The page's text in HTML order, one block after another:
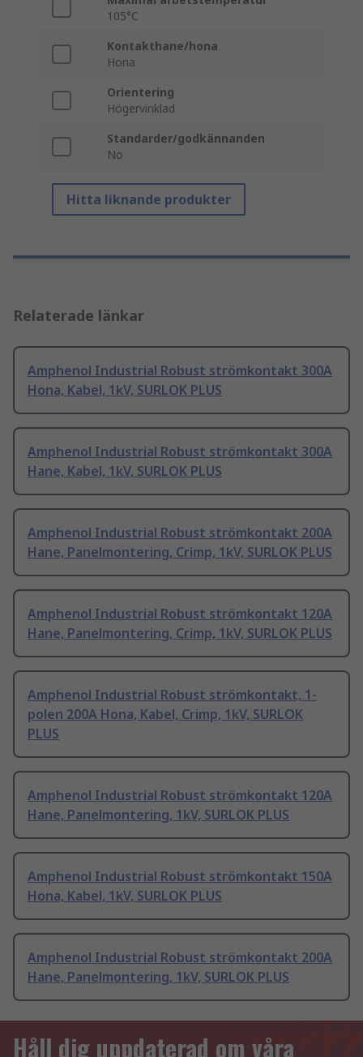
105°C
Kontakthane/hona
Hona
Orientering
Högervinklad
Standarder/godkännanden
No
Hitta liknande produkter
Relaterade länkar
Amphenol Industrial Robust strömkontakt 300A
Hona, Kabel, 1kV, SURLOK PLUS
Amphenol Industrial Robust strömkontakt 300A
Hane, Kabel, 1kV, SURLOK PLUS
Amphenol Industrial Robust strömkontakt 200A
Hane, Panelmontering, Crimp, 1kV, SURLOK PLUS
Amphenol Industrial Robust strömkontakt 120A
Hane, Panelmontering, Crimp, 1kV, SURLOK PLUS
Amphenol Industrial Robust strömkontakt, 1-
polen 200A Hona, Kabel, Crimp, 1kV, SURLOK
PLUS
Amphenol Industrial Robust strömkontakt 120A
Hane, Panelmontering, 1kV, SURLOK PLUS
Amphenol Industrial Robust strömkontakt 150A
Hona, Kabel, 1kV, SURLOK PLUS
Amphenol Industrial Robust strömkontakt 200A
Hane, Panelmontering, 1kV, SURLOK PLUS
Håll dig uppdaterad om våra